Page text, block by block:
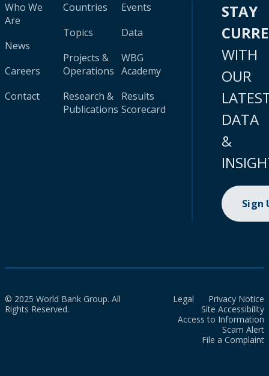
Who We
Are
News
Careers
Contact
Countries
Topics
Projects &
Operations
Research &
Publications
Events
Data
WBG
Academy
Results
Scorecard
STAY
WITH
OUR
DATA
&
Sign
© 2025 World Bank Group. All
Rights Reserved.
Legal
Privacy Notice
Site Accessibility
Access to Information
Scam Alert
File a Complaint